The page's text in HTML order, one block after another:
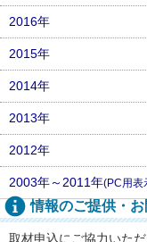
2016年
2015年
2014年
2013年
2012年
2003年～2011年(PC用表
情報のご提供・
取材申込にご協力いた